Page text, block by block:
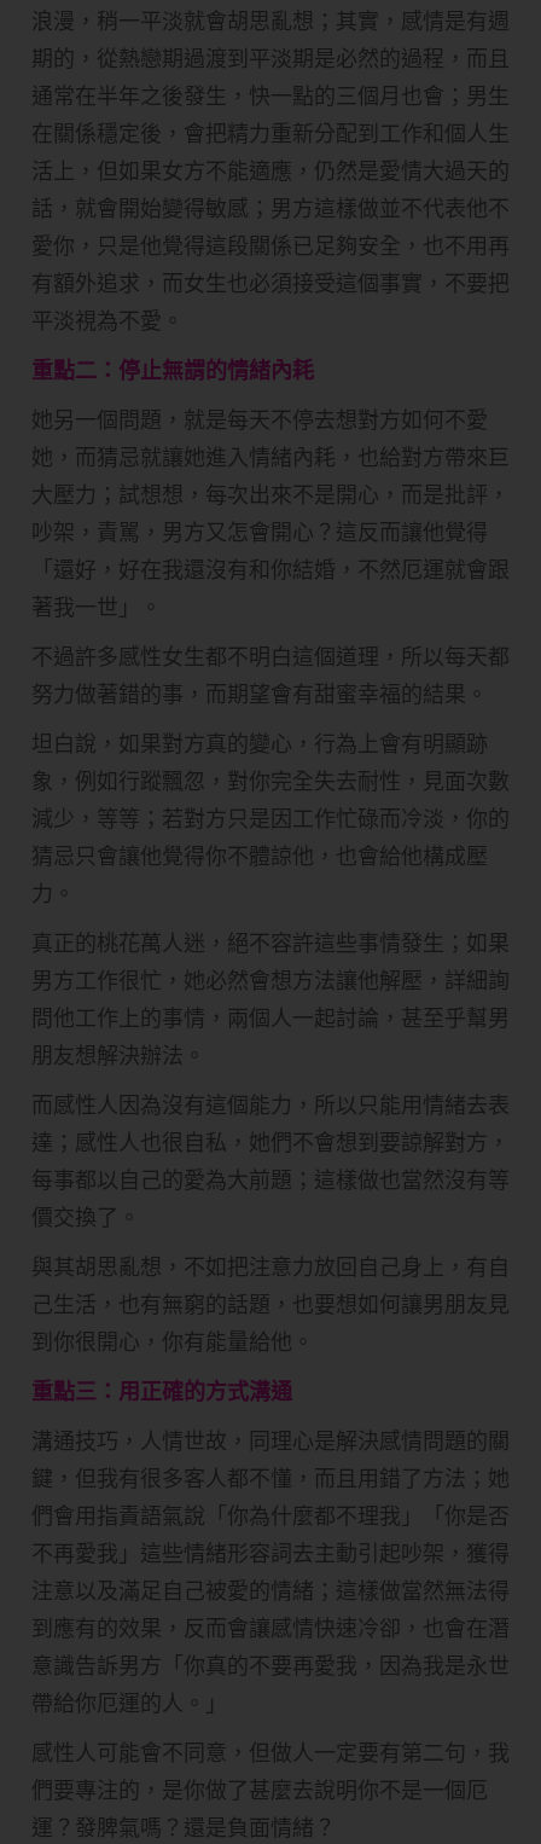
浪漫，稍一平淡就會胡思亂想；其實，感情是有週
期的，從熱戀期過渡到平淡期是必然的過程，而且
通常在半年之後發生，快一點的三個月也會；男生
在關係穩定後，會把精力重新分配到工作和個人生
活上，但如果女方不能適應，仍然是愛情大過天的
話，就會開始變得敏感；男方這樣做並不代表他不
愛你，只是他覺得這段關係已足夠安全，也不用再
有額外追求，而女生也必須接受這個事實，不要把
平淡視為不愛。
重點二：停止無謂的情緒內耗
她另一個問題，就是每天不停去想對方如何不愛
她，而猜忌就讓她進入情緒內耗，也給對方帶來巨
大壓力；試想想，每次出來不是開心，而是批評，
吵架，責駡，男方又怎會開心？這反而讓他覺得
「還好，好在我還沒有和你結婚，不然厄運就會跟
著我一世」。
不過許多感性女生都不明白這個道理，所以每天都
努力做著錯的事，而期望會有甜蜜幸福的結果。
坦白說，如果對方真的變心，行為上會有明顯跡
象，例如行蹤飄忽，對你完全失去耐性，見面次數
減少，等等；若對方只是因工作忙碌而冷淡，你的
猜忌只會讓他覺得你不體諒他，也會給他構成壓
力。
真正的桃花萬人迷，絕不容許這些事情發生；如果
男方工作很忙，她必然會想方法讓他解壓，詳細詢
問他工作上的事情，兩個人一起討論，甚至乎幫男
朋友想解決辦法。
而感性人因為沒有這個能力，所以只能用情緒去表
達；感性人也很自私，她們不會想到要諒解對方，
每事都以自己的愛為大前題；這樣做也當然沒有等
價交換了。
與其胡思亂想，不如把注意力放回自己身上，有自
己生活，也有無窮的話題，也要想如何讓男朋友見
到你很開心，你有能量給他。
重點三：用正確的方式溝通
溝通技巧，人情世故，同理心是解決感情問題的關
鍵，但我有很多客人都不懂，而且用錯了方法；她
們會用指責語氣說「你為什麼都不理我」「你是否
不再愛我」這些情緒形容詞去主動引起吵架，獲得
注意以及滿足自己被愛的情緒；這樣做當然無法得
到應有的效果，反而會讓感情快速冷卻，也會在潛
意識告訴男方「你真的不要再愛我，因為我是永世
帶給你厄運的人。」
感性人可能會不同意，但做人一定要有第二句，我
們要專注的，是你做了甚麼去說明你不是一個厄
運？發脾氣嗎？還是負面情緒？